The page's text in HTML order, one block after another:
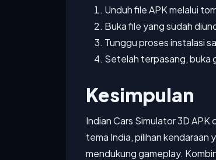
Unduh file APK melalui
Buka file yang sudah
Tunggu proses instalasi
Setelah terpasang, buka
Kesimpulan
Indian Cars Simulator 3D
tema India, pilihan kendaraan
mendukung gameplay.